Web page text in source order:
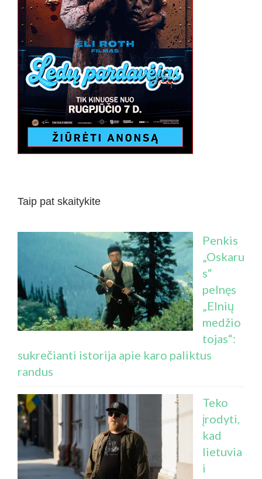
Taip pat skaitykite
Penkis
„Oskaru
s“
pelnęs
„Elnių
medžio
tojas“:
sukrečianti istorija apie karo paliktus
randus
Teko
įrodyti,
kad
lietuvia
i